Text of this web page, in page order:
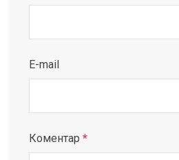
E-mail
Коментар *